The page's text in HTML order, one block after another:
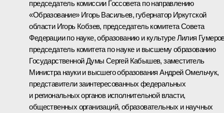
председатель комиссии Госсовета по направлению
«Образование» Игорь Васильев, губернатор Иркутской
области Игорь Кобзев, председатель комитета Совета
Федерации по науке, образованию и культуре Лилия
председатель комитета по науке и высшему образованию
Государственной Думы Сергей Кабышев, заместитель
Министра науки и высшего образования Андрей Омельчук,
представители заинтересованных федеральных
и региональных органов исполнительной власти,
общественных организаций, образовательных и научных